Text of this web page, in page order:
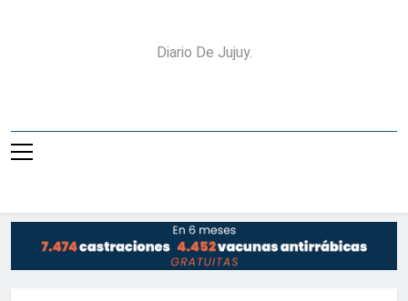
Jujuy Ahora!
Diario De Jujuy.